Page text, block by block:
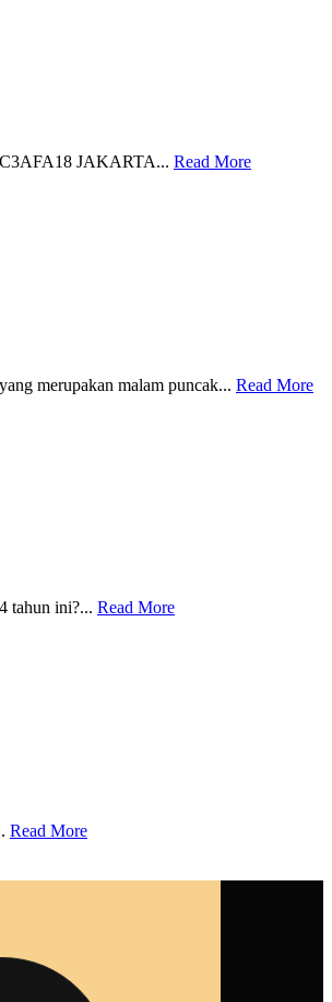
C3AFA18 JAKARTA... Read More
merupakan malam puncak... Read More
tahun ini?... Read More
Read More